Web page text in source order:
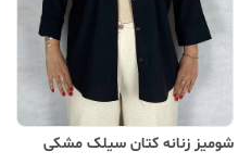
شومیز زنانه کتان سیلک مشکی